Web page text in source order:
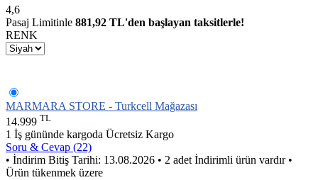
4,6
Pasaj Limitinle 881,92 TL'den başlayan taksitlerle!
RENK
MARMARA STORE - Turkcell Mağazası
14.999 TL
1 İş gününde kargoda Ücretsiz Kargo
Soru & Cevap (22)
• İndirim Bitiş Tarihi: 13.08.2026 • 2 adet İndirimli ürün vardır •
Ürün tükenmek üzere